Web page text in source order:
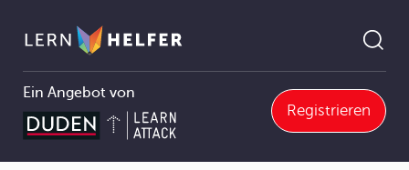
Ein Angebot von
Registrieren
Pfadnavigation
Mathematik 10.1.0 Geschichtlicher Abriss Adam Ries